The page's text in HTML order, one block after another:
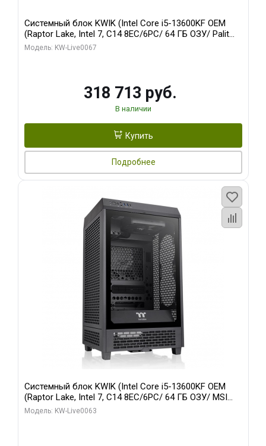
Системный блок KWIK (Intel Core i5-13600KF OEM
(Raptor Lake, Intel 7, C14 8EC/6PC/ 64 ГБ ОЗУ/ Palit
RTX5080 GAMINGPRO OC 16GB GDDR7 256bit 3xDP
Модель: KW-Live0067
318 713 руб.
В наличии
Купить
Подробнее
Системный блок KWIK (Intel Core i5-13600KF OEM
(Raptor Lake, Intel 7, C14 8EC/6PC/ 64 ГБ ОЗУ/ MSI
RTX5080 VENTUS 3X OC 16GB GDDR7 256bit 3xDP
Модель: KW-Live0063